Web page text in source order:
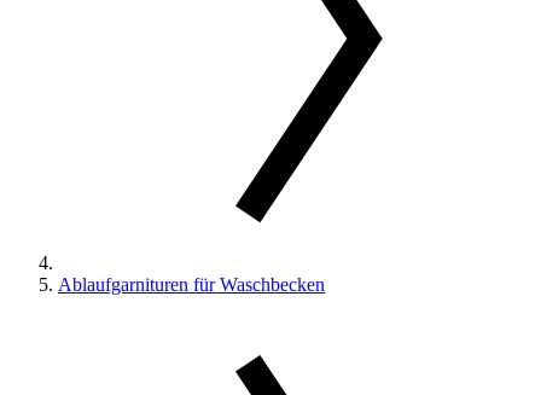
Ablaufgarnituren für Waschbecken